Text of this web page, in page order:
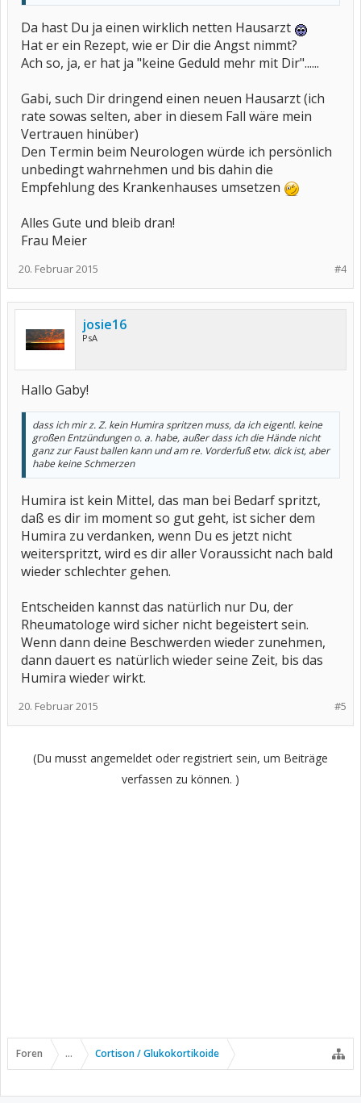
Da hast Du ja einen wirklich netten Hausarzt
Hat er ein Rezept, wie er Dir die Angst nimmt?
Ach so, ja, er hat ja "keine Geduld mehr mit Dir"......
Gabi, such Dir dringend einen neuen Hausarzt (ich
rate sowas selten, aber in diesem Fall wäre mein
Vertrauen hinüber)
Den Termin beim Neurologen würde ich persönlich
unbedingt wahrnehmen und bis dahin die
Empfehlung des Krankenhauses umsetzen
Alles Gute und bleib dran!
Frau Meier
#4
20. Februar 2015
josie16
PsA
Hallo Gaby!
dass ich mir z. Z. kein Humira spritzen muss, da ich eigentl. keine
großen Entzündungen o. a. habe, außer dass ich die Hände nicht
ganz zur Faust ballen kann und am re. Vorderfuß etw. dick ist, aber
habe keine Schmerzen
Humira ist kein Mittel, das man bei Bedarf spritzt,
daß es dir im moment so gut geht, ist sicher dem
Humira zu verdanken, wenn Du es jetzt nicht
weiterspritzt, wird es dir aller Voraussicht nach bald
wieder schlechter gehen.
Entscheiden kannst das natürlich nur Du, der
Rheumatologe wird sicher nicht begeistert sein.
Wenn dann deine Beschwerden wieder zunehmen,
dann dauert es natürlich wieder seine Zeit, bis das
Humira wieder wirkt.
#5
20. Februar 2015
(Du musst angemeldet oder registriert sein, um Beiträge
verfassen zu können. )
Foren ... Cortison / Glukokortikoide